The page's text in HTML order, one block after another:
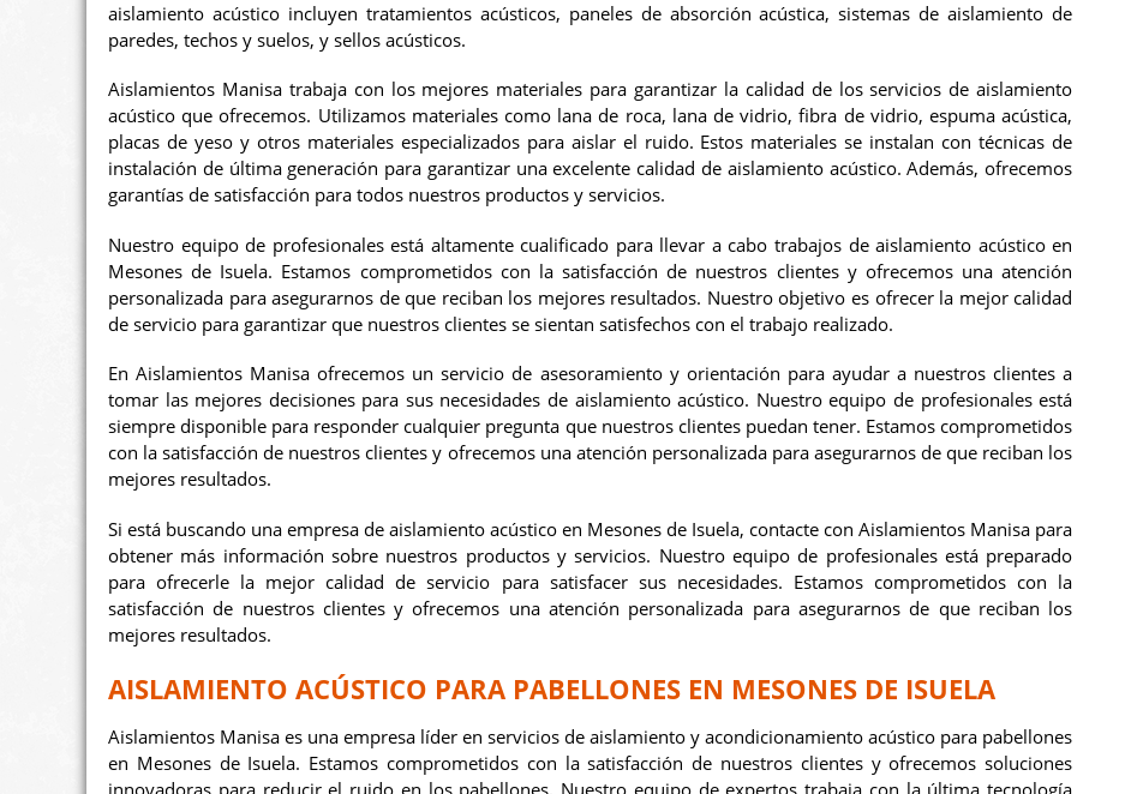
aislamiento acústico incluyen tratamientos acústicos, paneles de absorción acústica, sistemas de aislamiento de
paredes, techos y suelos, y sellos acústicos.
Aislamientos Manisa trabaja con los mejores materiales para garantizar la calidad de los servicios de aislamiento
acústico que ofrecemos. Utilizamos materiales como lana de roca, lana de vidrio, fibra de vidrio, espuma acústica,
placas de yeso y otros materiales especializados para aislar el ruido. Estos materiales se instalan con técnicas de
instalación de última generación para garantizar una excelente calidad de aislamiento acústico. Además, ofrecemos
garantías de satisfacción para todos nuestros productos y servicios.
Nuestro equipo de profesionales está altamente cualificado para llevar a cabo trabajos de aislamiento acústico en
Mesones de Isuela. Estamos comprometidos con la satisfacción de nuestros clientes y ofrecemos una atención
personalizada para asegurarnos de que reciban los mejores resultados. Nuestro objetivo es ofrecer la mejor calidad
de servicio para garantizar que nuestros clientes se sientan satisfechos con el trabajo realizado.
En Aislamientos Manisa ofrecemos un servicio de asesoramiento y orientación para ayudar a nuestros clientes a
tomar las mejores decisiones para sus necesidades de aislamiento acústico. Nuestro equipo de profesionales está
siempre disponible para responder cualquier pregunta que nuestros clientes puedan tener. Estamos comprometidos
con la satisfacción de nuestros clientes y ofrecemos una atención personalizada para asegurarnos de que reciban los
mejores resultados.
Si está buscando una empresa de aislamiento acústico en Mesones de Isuela, contacte con Aislamientos Manisa para
obtener más información sobre nuestros productos y servicios. Nuestro equipo de profesionales está preparado
para ofrecerle la mejor calidad de servicio para satisfacer sus necesidades. Estamos comprometidos con la
satisfacción de nuestros clientes y ofrecemos una atención personalizada para asegurarnos de que reciban los
mejores resultados.
AISLAMIENTO ACÚSTICO PARA PABELLONES EN MESONES DE ISUELA
Aislamientos Manisa es una empresa líder en servicios de aislamiento y acondicionamiento acústico para pabellones
en Mesones de Isuela. Estamos comprometidos con la satisfacción de nuestros clientes y ofrecemos soluciones
innovadoras para reducir el ruido en los pabellones. Nuestro equipo de expertos trabaja con la última tecnología